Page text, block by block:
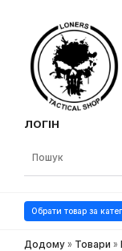
ЛОГІН
Обрати товар за
Додому » Товари »